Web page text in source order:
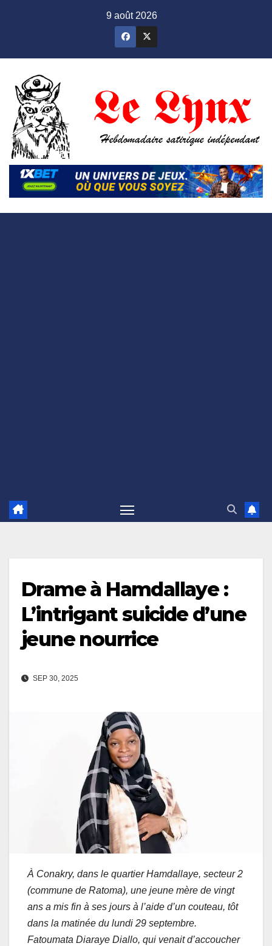
9 août 2026
Drame à Hamdallaye :
L’intrigant suicide d’une
jeune nourrice
SEP 30, 2025
À Conakry, dans le quartier Hamdallaye, secteur 2
(commune de Ratoma), une jeune mère de vingt
ans a mis fin à ses jours à l’aide d’un couteau, tôt
dans la matinée du lundi 29 septembre.
Fatoumata Diaraye Diallo, qui venait d’accoucher